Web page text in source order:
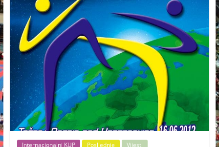
Internacionalni KUP Posljednje Vijesti